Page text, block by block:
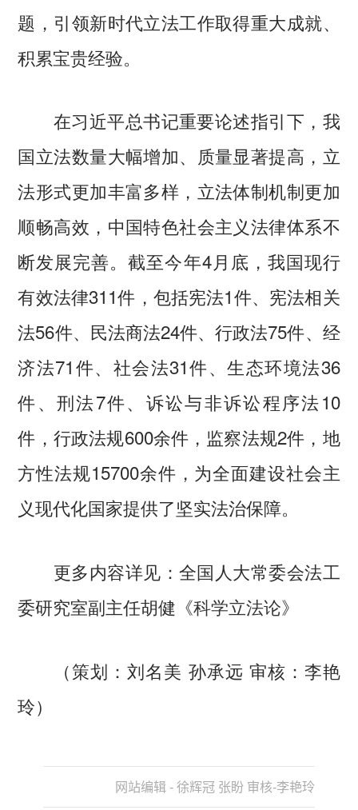
题，引领新时代立法工作取得重大成就、
积累宝贵经验。
在习近平总书记重要论述指引下，我
国立法数量大幅增加、质量显著提高，立
法形式更加丰富多样，立法体制机制更加
顺畅高效，中国特色社会主义法律体系不
断发展完善。截至今年4月底，我国现行
有效法律311件，包括宪法1件、宪法相关
法56件、民法商法24件、行政法75件、经
济法71件、社会法31件、生态环境法36
件、刑法7件、诉讼与非诉讼程序法10
件，行政法规600余件，监察法规2件，地
方性法规15700余件，为全面建设社会主
义现代化国家提供了坚实法治保障。
更多内容详见：全国人大常委会法工
委研究室副主任胡健《科学立法论》
（策划：刘名美 孙承远 审核：李艳
玲）
网站编辑 - 徐辉冠 张盼 审核-李艳玲